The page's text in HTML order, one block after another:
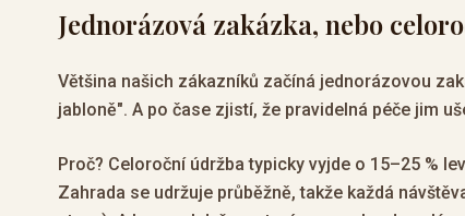
Jednorázová zakázka, nebo
Většina našich zákazníků začíná jednorázovou
jabloně". A po čase zjistí, že pravidelná péče jim
Proč? Celoroční údržba typicky vyjde o 15–25 %
Zahrada se udržuje průběžně, takže každá